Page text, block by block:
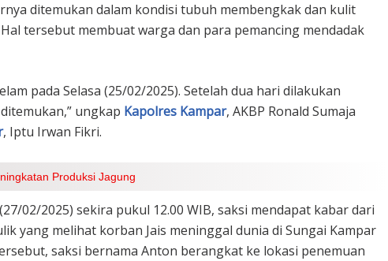
ditemukan dalam kondisi tubuh membengkak dan kulit
tersebut membuat warga dan para pemancing mendadak
pada Selasa (25/02/2025). Setelah dua hari dilakukan
ungkap Kapolres Kampar, AKBP Ronald Sumaja
, Iptu Irwan Fikri.
Produksi Jagung
02/2025) sekira pukul 12.00 WIB, saksi mendapat kabar dari
yang melihat korban Jais meninggal dunia di Sungai Kampar
saksi bernama Anton berangkat ke lokasi penemuan